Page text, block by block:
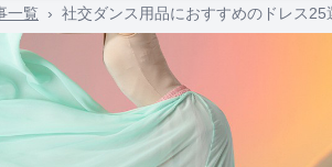
一覧 › 社交ダンス用品におすすめのドレス